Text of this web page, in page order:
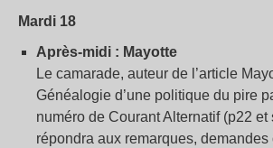
Mardi 18
Après-midi : Mayotte
Le camarade, auteur de l’article
Généalogie d’une politique du pire
numéro de Courant Alternatif (p22 et
répondra aux remarques,